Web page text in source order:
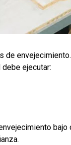
de envejecimiento.
ejecutar: